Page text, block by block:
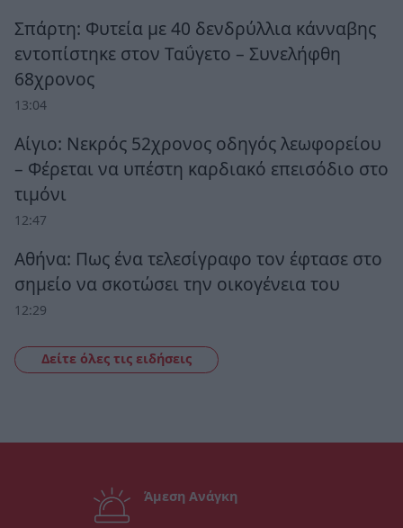
Σπάρτη: Φυτεία με 40 δενδρύλλια κάνναβης
εντοπίστηκε στον Ταΰγετο – Συνελήφθη
68χρονος
13:04
Αίγιο: Νεκρός 52χρονος οδηγός λεωφορείου
– Φέρεται να υπέστη καρδιακό επεισόδιο στο
τιμόνι
12:47
Αθήνα: Πως ένα τελεσίγραφο τον έφτασε στο
σημείο να σκοτώσει την οικογένεια του
12:29
Δείτε όλες τις ειδήσεις
Άμεση Ανάγκη